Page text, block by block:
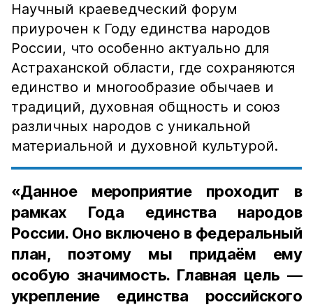
Научный краеведческий форум
приурочен к Году единства народов
России, что особенно актуально для
Астраханской области, где сохраняются
единство и многообразие обычаев и
традиций, духовная общность и союз
различных народов с уникальной
материальной и духовной культурой.
«Данное мероприятие проходит в
рамках Года единства народов
России. Оно включено в федеральный
план, поэтому мы придаём ему
особую значимость. Главная цель —
укрепление единства российского